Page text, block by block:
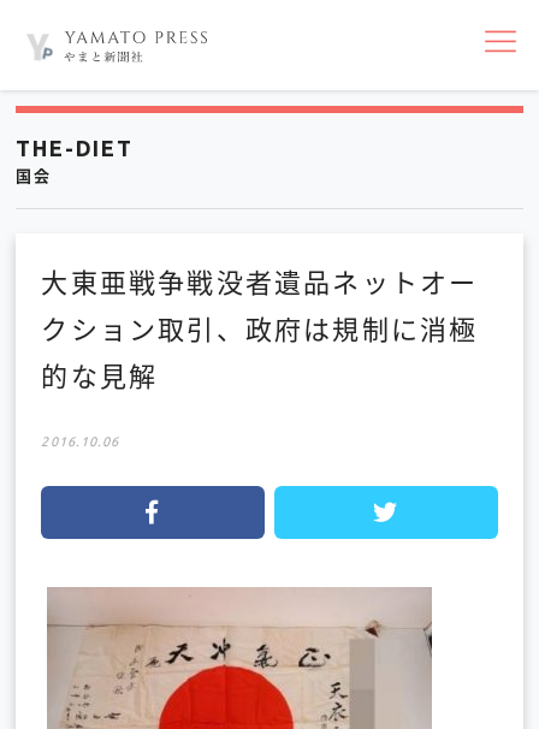
nav
THE-DIET
国会
大東亜戦争戦没者遺品ネットオー
クション取引、政府は規制に消極
的な見解
2016.10.06